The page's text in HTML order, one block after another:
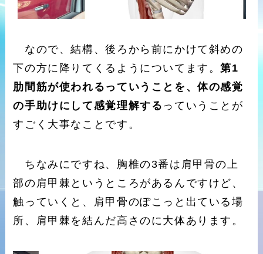
なので、結構、後ろから前にかけて斜めの
下の方に降りてくるようについてます。第1
肋間筋が使われるっていうことを、体の感覚
の手助けにして感覚理解する っていうことが
すごく大事なことです。
ちなみにですね、胸椎の3番は肩甲骨の上
部の肩甲棘というところがあるんですけど、
触っていくと、肩甲骨のぽこっと出ている場
所、肩甲棘を結んだ高さのに大体あります。